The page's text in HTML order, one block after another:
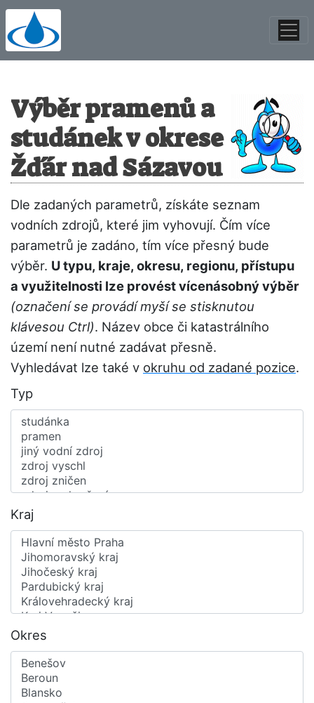
Výběr pramenů a
studánek v okrese
Žďár nad Sázavou
Dle zadaných parametrů, získáte seznam
vodních zdrojů, které jim vyhovují. Čím více
parametrů je zadáno, tím více přesný bude
výběr. U typu, kraje, okresu, regionu, přístupu
a využitelnosti lze provést vícenásobný výběr
(označení se provádí myší se stisknutou
klávesou Ctrl). Název obce či katastrálního
území není nutné zadávat přesně.
Vyhledávat lze také v okruhu od zadané pozice.
Typ
Kraj
Okres